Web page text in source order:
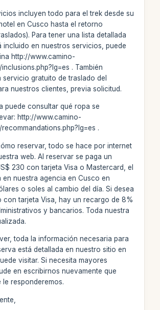
incluyen todo para el trek desde su
en Cusco hasta el retorno
Para tener una lista detallada
incluido en nuestros servicios, puede
http://www.camino-
. También
servicio gratuito de traslado del
nuestros clientes, previa solicitud.
puede consultar qué ropa se
http://www.camino-
.
reservar, todo se hace por internet
web. Al reservar se paga un
230 con tarjeta Visa o Mastercard, el
en nuestra agencia en Cusco en
o soles al cambio del día. Si desea
con tarjeta Visa, hay un recargo de 8%
y bancarios. Toda nuestra
toda la información necesaria para
está detallada en nuestro sitio en
visitar. Si necesita mayores
en escribirnos nuevamente que
le responderemos.